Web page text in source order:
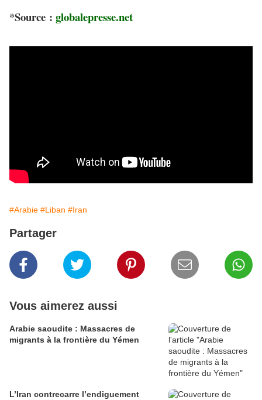
*Source : globalepresse.net
#Arabie #Liban #Iran
Partager
Vous aimerez aussi
Arabie saoudite : Massacres de
migrants à la frontière du Yémen
L’Iran contrecarre l’endiguement